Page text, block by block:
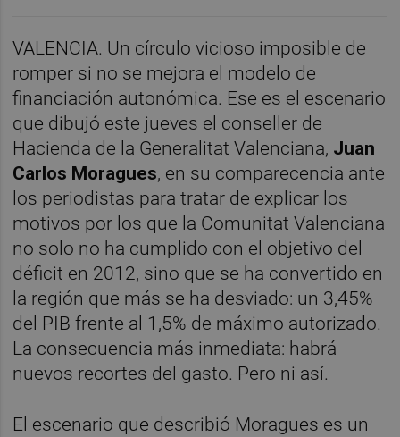
VALENCIA. Un círculo vicioso imposible de
romper si no se mejora el modelo de
financiación autonómica. Ese es el escenario
que dibujó este jueves el conseller de
Hacienda de la Generalitat Valenciana, Juan
Carlos Moragues, en su comparecencia ante
los periodistas para tratar de explicar los
motivos por los que la Comunitat Valenciana
no solo no ha cumplido con el objetivo del
déficit en 2012, sino que se ha convertido en
la región que más se ha desviado: un 3,45%
del PIB frente al 1,5% de máximo autorizado.
La consecuencia más inmediata: habrá
nuevos recortes del gasto. Pero ni así.
El escenario que describió Moragues es un